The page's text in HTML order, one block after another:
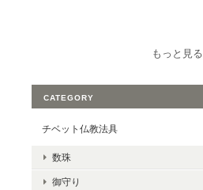
もっと見る
CATEGORY
チベット仏教法具
数珠
御守り